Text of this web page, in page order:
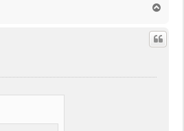
h
o